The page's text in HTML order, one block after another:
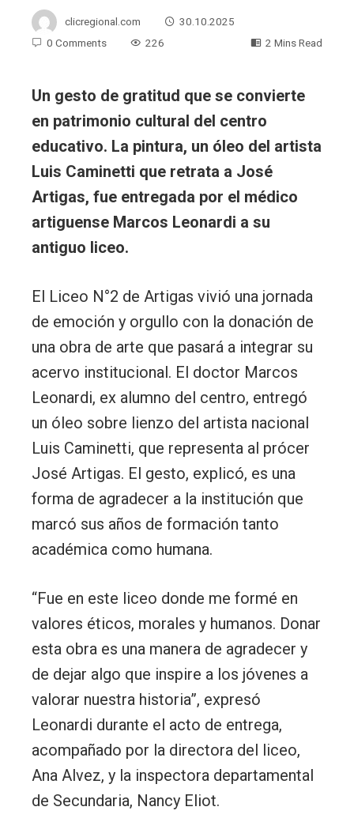
clicregional.com
30.10.2025
0 Comments
226 2 Mins Read
Un gesto de gratitud que se convierte
en patrimonio cultural del centro
educativo. La pintura, un óleo del artista
Luis Caminetti que retrata a José
Artigas, fue entregada por el médico
artiguense Marcos Leonardi a su
antiguo liceo.
El Liceo N°2 de Artigas vivió una jornada
de emoción y orgullo con la donación de
una obra de arte que pasará a integrar su
acervo institucional. El doctor Marcos
Leonardi, ex alumno del centro, entregó
un óleo sobre lienzo del artista nacional
Luis Caminetti, que representa al prócer
José Artigas. El gesto, explicó, es una
forma de agradecer a la institución que
marcó sus años de formación tanto
académica como humana.
“Fue en este liceo donde me formé en
valores éticos, morales y humanos. Donar
esta obra es una manera de agradecer y
de dejar algo que inspire a los jóvenes a
valorar nuestra historia”, expresó
Leonardi durante el acto de entrega,
acompañado por la directora del liceo,
Ana Alvez, y la inspectora departamental
de Secundaria, Nancy Eliot.